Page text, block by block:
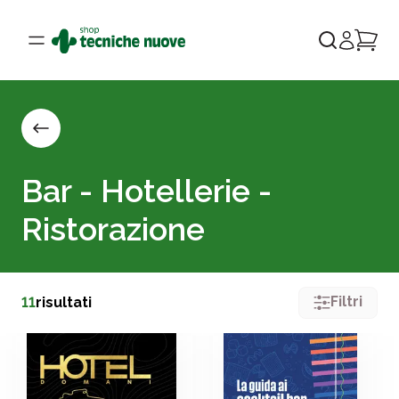
Bar - Hotellerie -
Ristorazione
11risultati Filtri